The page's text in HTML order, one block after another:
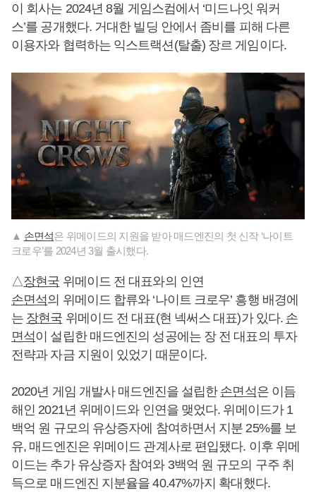
이 회사는 2024년 8월 게임스컴에서 ‘미드나잇 워커
스’를 공개했다. 거대한 빌딩 안에서 좀비를 피해 다른
이용자와 협력하는 익스트랙션(탈출) 장르 게임이다.
▲ 손면석은 위메이드의 지원을 받아 매드엔진의 첫 신작 ‘나이트
크로우’를 2024년 3월 출시했다.
△장현국 위메이드 전 대표와의 인연
손면석의 위메이드 합류와 ‘나이트 크로우’ 흥행 배경에
는 장현국 위메이드 전 대표(현 넥써스 대표)가 있다. 손
면석이 설립한 매드엔진의 성공에는 장 전 대표의 투자
전략과 자금 지원이 있었기 때문이다.
2020년 게임 개발사 매드엔진을 설립한 손면석은 이듬
해인 2021년 위메이드와 인연을 맺었다. 위메이드가 1
백억 원 규모의 유상증자에 참여하면서 지분 25%를 보
유, 매드엔진은 위메이드 관계사로 편입됐다. 이후 위메
이드는 추가 유상증자 참여와 3백억 원 규모의 구주 취
득으로 매드엔진 지분율을 40.47%까지 확대했다.